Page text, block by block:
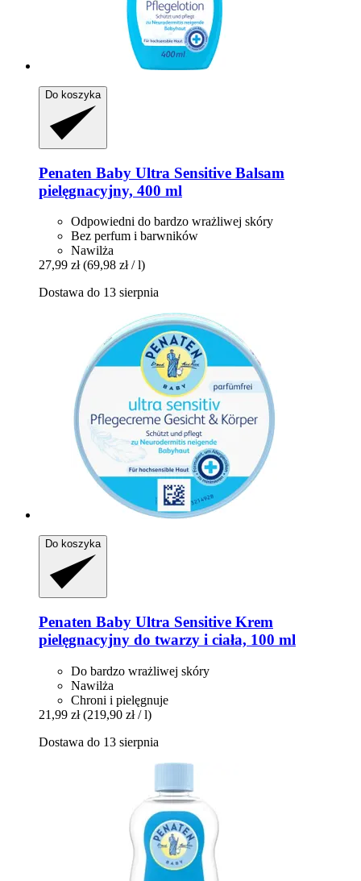
Do koszyka
Penaten Baby Ultra Sensitive Balsam
pielęgnacyjny, 400 ml
Odpowiedni do bardzo wrażliwej skóry
Bez perfum i barwników
Nawilża
27,99 zł (69,98 zł / l)
Dostawa do 13 sierpnia
Do koszyka
Penaten Baby Ultra Sensitive Krem
pielęgnacyjny do twarzy i ciała, 100 ml
Do bardzo wrażliwej skóry
Nawilża
Chroni i pielęgnuje
21,99 zł (219,90 zł / l)
Dostawa do 13 sierpnia